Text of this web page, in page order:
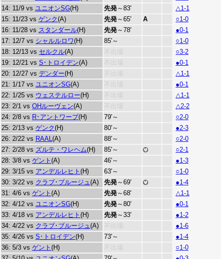
14: 11/9 vs ユニオンSG(H) 先発～83'
△1-1
15: 11/23 vs ゲンク(A) 先発～65' A
○1-0
16: 11/28 vs スタンダール(H) 先発～78'
●0-1
17: 12/7 vs シャルルロワ(H) 85'～
○1-0
18: 12/13 vs セルクル(A) 不出場
○3-2
19: 12/21 vs S･トロイデン(A) 不出場
●0-1
20: 12/27 vs デンダー(H) 不出場
△1-1
21: 1/17 vs ユニオンSG(A) 不出場
●0-1
22: 1/25 vs ウェステルロー(H) 不出場
△1-1
23: 2/1 vs OHルーヴェン(A) 不出場
△2-2
24: 2/8 vs R･アントワープ(H) 79'～
○2-0
25: 2/13 vs ゲンク(H) 80'～
●2-3
26: 2/22 vs RAAL(A) 88'～
○2-0
27: 2/28 vs ズルテ・ワレヘム(H) 85'～
○2-1
28: 3/8 vs ゲント (A) 46'～
●1-3
29: 3/15 vs アンデルレヒト (H) 63'～
○1-0
30: 3/22 vs クラブ･ブルージュ(A) 先発～69'
●1-4
31: 4/6 vs ゲント (A) 先発～68'
△1-1
32: 4/12 vs ユニオンSG(H) 先発～80'
●0-1
33: 4/18 vs アンデルレヒト (H) 先発～33'
●1-2
34: 4/22 vs クラブ･ブルージュ(A) 不出場
●1-6
35: 4/26 vs S･トロイデン(H) 73'～
●1-4
36: 5/3 vs ゲント (H) 不出場
○1-0